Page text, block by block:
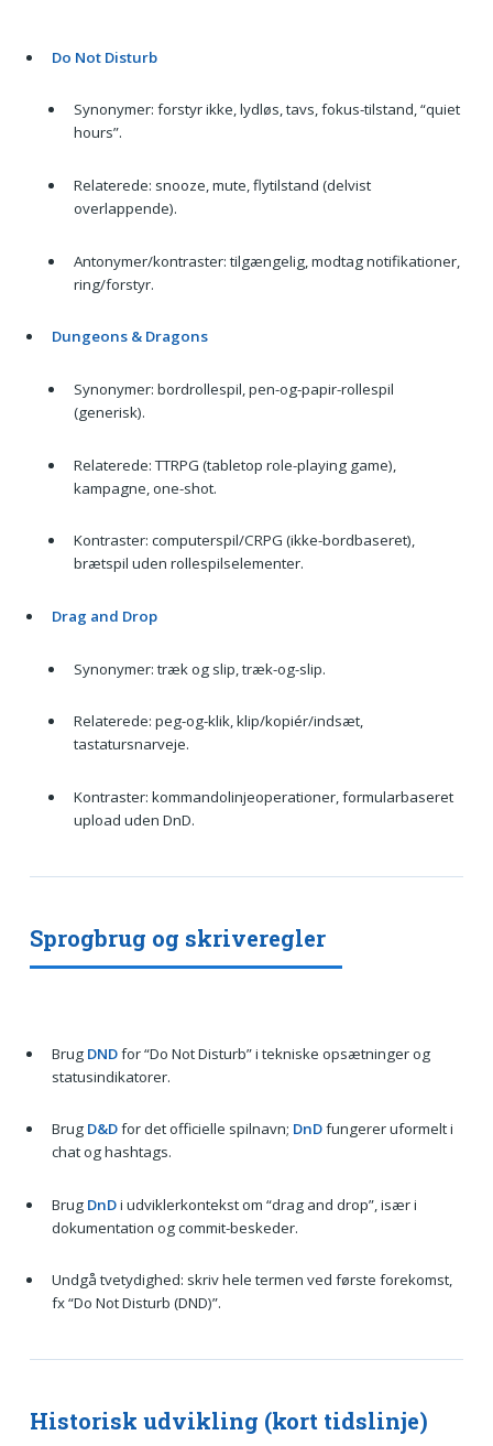
Do Not Disturb
Synonymer: forstyr ikke, lydløs, tavs, fokus-tilstand, “quiet
hours”.
Relaterede: snooze, mute, flytilstand (delvist
overlappende).
Antonymer/kontraster: tilgængelig, modtag notifikationer,
ring/forstyr.
Dungeons & Dragons
Synonymer: bordrollespil, pen-og-papir-rollespil
(generisk).
Relaterede: TTRPG (tabletop role-playing game),
kampagne, one-shot.
Kontraster: computerspil/CRPG (ikke-bordbaseret),
brætspil uden rollespilselementer.
Drag and Drop
Synonymer: træk og slip, træk-og-slip.
Relaterede: peg-og-klik, klip/kopiér/indsæt,
tastatursnarveje.
Kontraster: kommandolinjeoperationer, formularbaseret
upload uden DnD.
Sprogbrug og skriveregler
Brug DNDfor “Do Not Disturb” i tekniske opsætninger og
statusindikatorer.
Brug D&Dfor det officielle spilnavn; DnDfungerer uformelt i
chat og hashtags.
Brug DnDi udviklerkontekst om “drag and drop”, især i
dokumentation og commit-beskeder.
Undgå tvetydighed: skriv hele termen ved første forekomst,
fx “Do Not Disturb (DND)”.
Historisk udvikling (kort tidslinje)